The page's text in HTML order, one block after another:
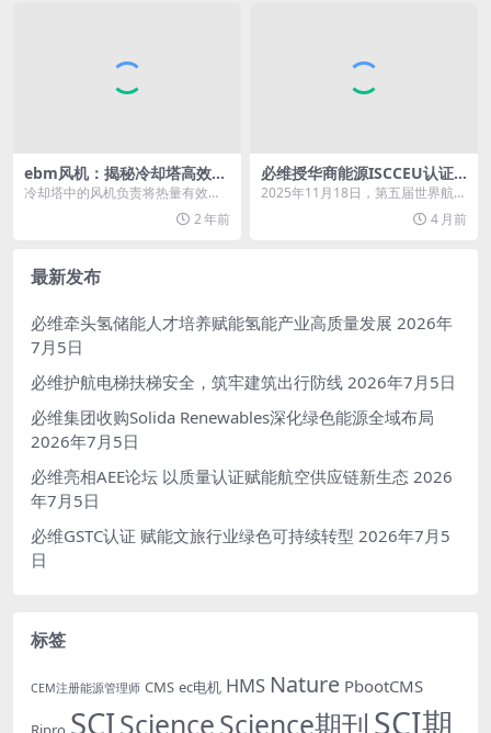
ebm风机：揭秘冷却塔高效运
行的幕后英雄
冷却塔中的风机负责将热量有效地
驱散到外部环境中，适用于过程、
2 年前
必维授华商能源ISCCEU认证
创绿甲醇全球认证新标杆
2025年11月18日，第五届世界航商
大会船舶智造专题论坛于香港顺利
4 月前
最新发布
必维牵头氢储能人才培养赋能氢能产业高质量发展 2026年
7月5日
必维护航电梯扶梯安全，筑牢建筑出行防线 2026年7月5日
必维集团收购Solida Renewables深化绿色能源全域布局
2026年7月5日
必维亮相AEE论坛 以质量认证赋能航空供应链新生态 2026
年7月5日
必维GSTC认证 赋能文旅行业绿色可持续转型 2026年7月5
日
标签
CEM注册能源管理师 CMS ec电机 HMS Nature PbootCMS
SCIScienceScience期刊 SCI期